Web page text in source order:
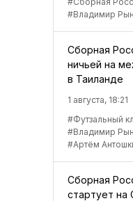
#Владимир
Сборная
ничьей на
в Таиланде
1 августа, 18:21
#Футзальный
#Владимир
#Артём
Сборная
стартует на